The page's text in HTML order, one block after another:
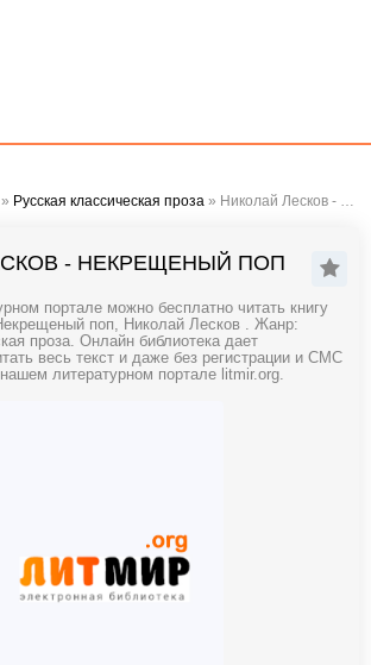
» Русская классическая проза » Николай Лесков - Некрещеный поп
- НЕКРЕЩЕНЫЙ ПОП
портале можно бесплатно читать книгу
поп, Николай Лесков . Жанр:
проза. Онлайн библиотека дает
весь текст и даже без регистрации и СМС
литературном портале litmir.org.